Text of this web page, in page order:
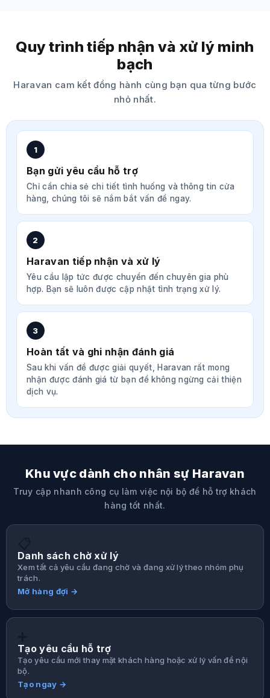
Quy trình tiếp nhận và xử lý minh
bạch
Haravan cam kết đồng hành cùng bạn qua từng bước
nhỏ nhất.
1
Bạn gửi yêu cầu hỗ trợ
Chỉ cần chia sẻ chi tiết tình huống và thông tin cửa
hàng, chúng tôi sẽ nắm bắt vấn đề ngay.
2
Haravan tiếp nhận và xử lý
Yêu cầu lập tức được chuyển đến chuyên gia phù
hợp. Bạn sẽ luôn được cập nhật tình trạng xử lý.
3
Hoàn tất và ghi nhận đánh giá
Sau khi vấn đề được giải quyết, Haravan rất mong
nhận được đánh giá từ bạn để không ngừng cải thiện
dịch vụ.
Khu vực dành cho nhân sự Haravan
Truy cập nhanh công cụ làm việc nội bộ để hỗ trợ khách
hàng tốt nhất.
Danh sách chờ xử lý
Xem tất cả yêu cầu đang chờ và đang xử lý theo nhóm phụ
trách.
Mở hàng đợi →
Tạo yêu cầu hỗ trợ
Tạo yêu cầu mới thay mặt khách hàng hoặc xử lý vấn đề nội
bộ.
Tạo ngay →